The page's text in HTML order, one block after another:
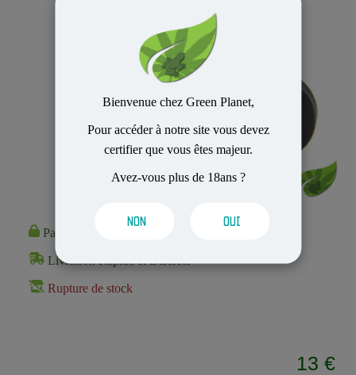
Bienvenue chez Green Planet,
Pour accéder à notre site vous devez
certifier que vous êtes majeur.
Avez-vous plus de 18ans ?
NON OUI
Paiement 100% Sécurisé
Livraison Rapide et Discrète
Rupture de stock
13 €